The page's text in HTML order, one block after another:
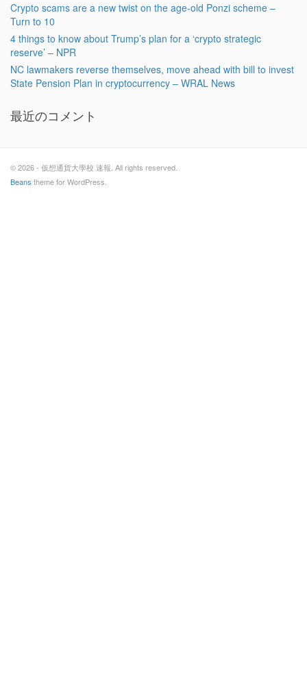
Crypto scams are a new twist on the age-old Ponzi scheme –
Turn to 10
4 things to know about Trump’s plan for a ‘crypto strategic
reserve’ – NPR
NC lawmakers reverse themselves, move ahead with bill to invest
State Pension Plan in cryptocurrency – WRAL News
最近のコメント
© 2026 - 仮想通貨大學校 速報. All rights reserved.
Beans theme for WordPress.